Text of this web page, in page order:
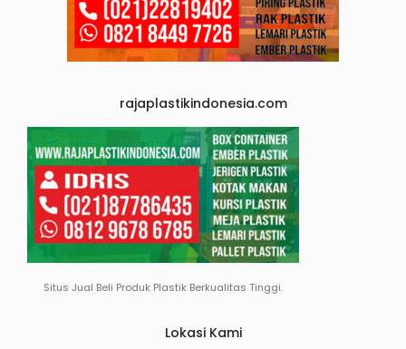
rajaplastikindonesia.com
Situs Jual Beli Produk Plastik Berkualitas Tinggi.
Lokasi Kami